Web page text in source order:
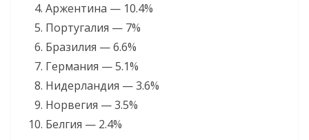
Аржентина — 10.4%
Португалия — 7%
Бразилия — 6.6%
Германия — 5.1%
Нидерландия — 3.6%
Норвегия — 3.5%
Белгия — 2.4%